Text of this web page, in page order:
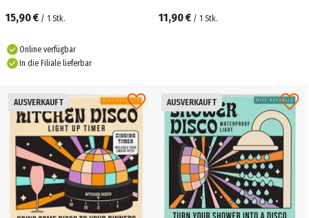
15,90 € / 1 Stk.
Online verfügbar
In die Filiale lieferbar
11,90 € / 1 Stk.
AUSVERKAUFT AUSVERKAUFT